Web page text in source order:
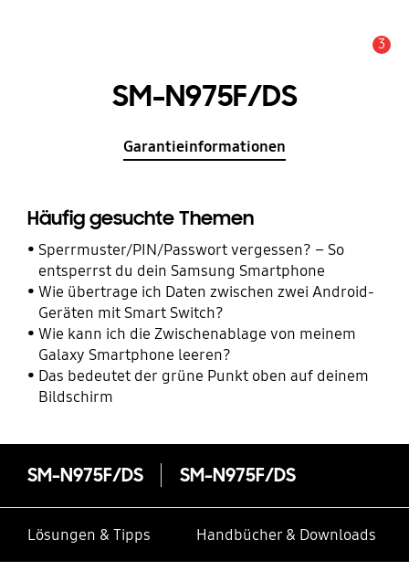
3
SM-N975F/DS
Garantieinformationen
Häufig gesuchte Themen
Sperrmuster/PIN/Passwort vergessen? – So
entsperrst du dein Samsung Smartphone
Wie übertrage ich Daten zwischen zwei Android-
Geräten mit Smart Switch?
Wie kann ich die Zwischenablage von meinem
Galaxy Smartphone leeren?
Das bedeutet der grüne Punkt oben auf deinem
Bildschirm
SM-N975F/DS SM-N975F/DS
Lösungen & Tipps Handbücher & Downloads